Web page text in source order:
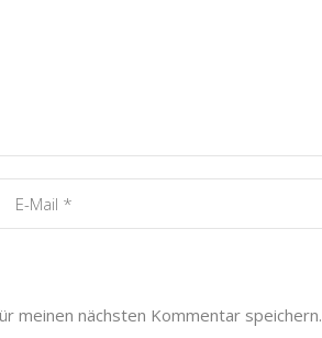
meinen nächsten Kommentar speichern.